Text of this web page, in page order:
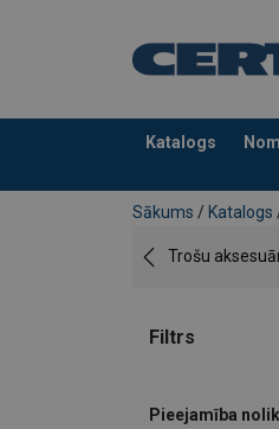
Katalogs
Pievienots jūsu
Sākums / Katalogs
Trošu
Filtrs
Pieejamība